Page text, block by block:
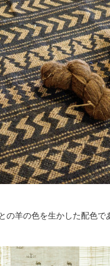
の羊の色を生かした配色で